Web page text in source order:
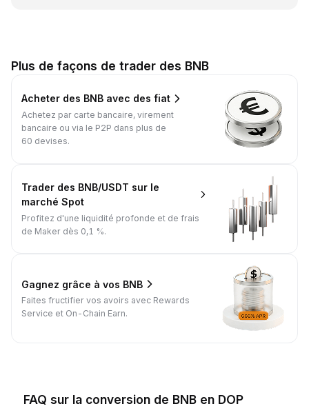
Plus de façons de trader des BNB
Acheter des BNB avec des fiat
Achetez par carte bancaire, virement
bancaire ou via le P2P dans plus de
60 devises.
Trader des BNB/USDT sur le
marché Spot
Profitez d'une liquidité profonde et de frais
de Maker dès 0,1 %.
Gagnez grâce à vos BNB
Faites fructifier vos avoirs avec Rewards
Service et On-Chain Earn.
FAQ sur la conversion de BNB en DOP